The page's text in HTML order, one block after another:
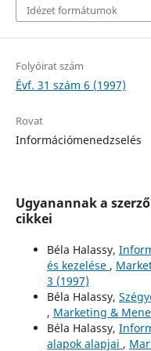
Idézet formátumok
Folyóirat szám
Évf. 31 szám 6 (1997)
Rovat
Információmenedzselés
Ugyanannak a
cikkei
Béla Halassy,
és kezelése ,
3 (1997)
Béla Halassy,
, Marketing &
Béla Halassy,
alapok alapjai ,